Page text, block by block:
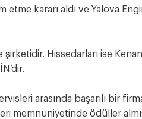
etme kararı aldı ve Yalova
Hissedarları ise
arasında başarılı bir
memnuniyetinde ödüller